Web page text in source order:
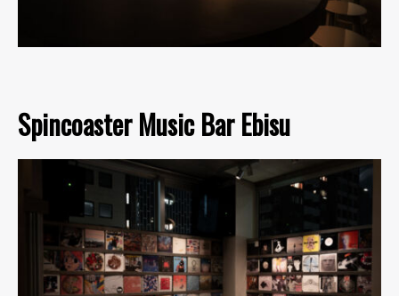
Spincoaster Music Bar Ebisu